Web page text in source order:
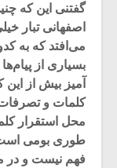
گفتنی این که
اصفهانی تبار
می‌افتد که به
بسیاری از
آمیز بیش از
کلمات و تصرفات
محل استقرار
طوری بومی است
فهم نیست و در